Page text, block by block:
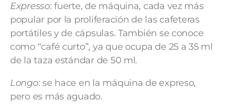
Expresso: fuerte, de máquina, cada vez más
popular por la proliferación de las cafeteras
portátiles y de cápsulas. También se conoce
como “café curto”, ya que ocupa de 25 a 35 ml
de la taza estándar de 50 ml.
Longo: se hace en la máquina de expreso,
pero es más aguado.